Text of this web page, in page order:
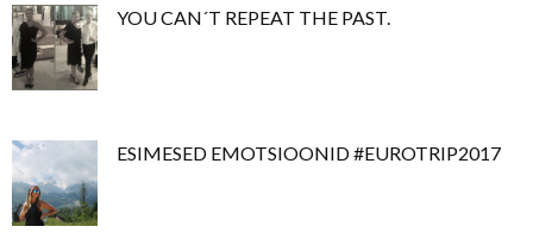
YOU CAN´T REPEAT THE PAST.
ESIMESED EMOTSIOONID #EUROTRIP2017